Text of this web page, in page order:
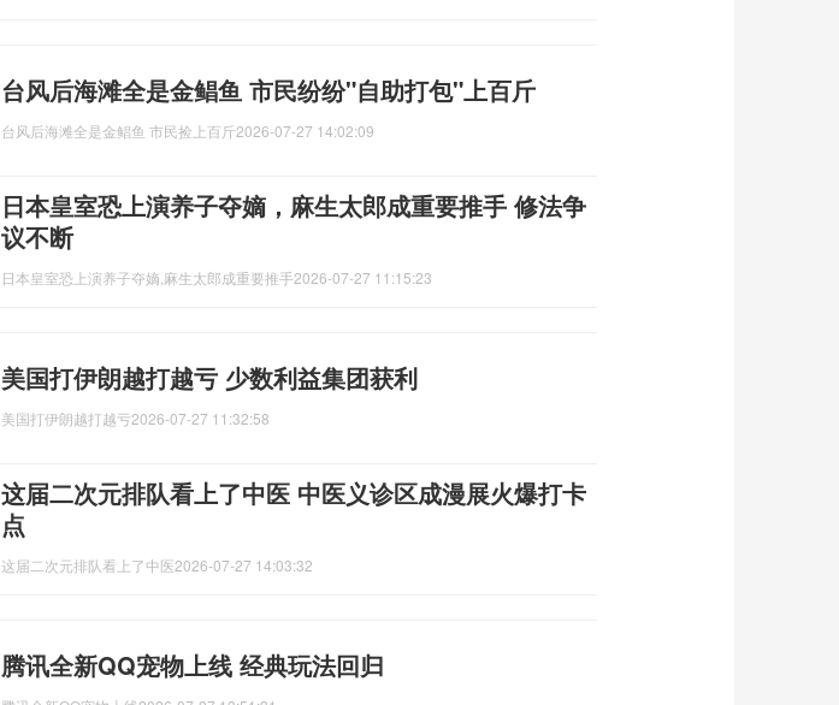
台风后海滩全是金鲳鱼 市民纷纷"自助打包"上百斤
台风后海滩全是金鲳鱼 市民捡上百斤2026-07-27 14:02:09
日本皇室恐上演养子夺嫡，麻生太郎成重要推手 修法争
议不断
日本皇室恐上演养子夺嫡,麻生太郎成重要推手2026-07-27 11:15:23
美国打伊朗越打越亏 少数利益集团获利
美国打伊朗越打越亏2026-07-27 11:32:58
这届二次元排队看上了中医 中医义诊区成漫展火爆打卡
点
这届二次元排队看上了中医2026-07-27 14:03:32
腾讯全新QQ宠物上线 经典玩法回归